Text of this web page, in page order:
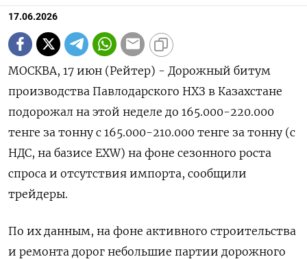
17.06.2026
МОСКВА, 17 июн (Рейтер) - Дорожный битум
производства Павлодарского НХЗ в Казахстане
подорожал на этой неделе до 165.000-220.000
тенге за тонну с 165.000-210.000 тенге за тонну (с
НДС, на базисе EXW) на ‌фоне сезонного роста
спроса и отсутствия импорта, сообщили
трейдеры.
По их данным, на фоне активного строительства
и ремонта дорог небольшие партии дорожного